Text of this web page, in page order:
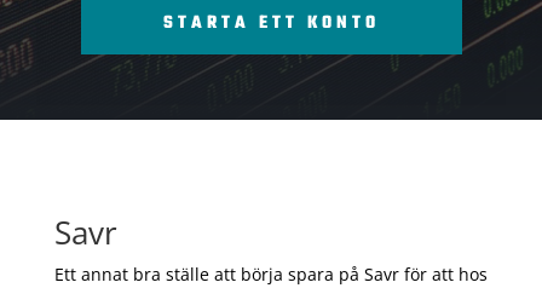
STARTA ETT KONTO
Savr
Ett annat bra ställe att börja spara på Savr för att hos